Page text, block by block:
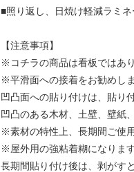
■照り返し、日焼け軽減ラミネ
【注意事項】
※コチラの商品は看板ではあり
※平滑面への接着をお勧めしま
凹凸面への貼り付けは、貼り
凹凸のある木材、土壁、壁紙
※素材の特性上、長期間ご使
※屋外用の強粘着糊になります
長期間貼り付け後は、剥がす